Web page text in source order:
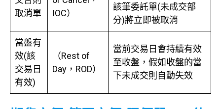
取消單
IOC）
該筆委託單(未成交部
分)將立即被取消
當盤有
效(該
交易日
有效)
（Rest of
Day，ROD）
當前交易日會持續有效
至收盤，假如收盤的當
下未成交則自動失效